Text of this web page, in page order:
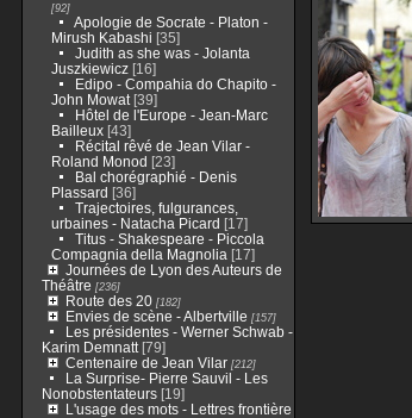
[92]
Apologie de Socrate - Platon -
Mirush Kabashi [35]
Judith as she was - Jolanta
Juszkiewicz[16]
Edipo - Compahia do Chapito -
John Mowat[39]
Hôtel de l'Europe - Jean-Marc
Bailleux[43]
Récital rêvé de Jean Vilar -
Roland Monod [23]
Bal chorégraphié - Denis
Plassard [36]
Trajectoires, fulgurances,
urbaines - Natacha Picard [17]
Titus - Shakespeare - Piccola
Compagnia della Magnolia [17]
Journées de Lyon des Auteurs de
Théâtre [236]
Route des 20[182]
Envies de scène - Albertville [157]
Les présidentes - Werner Schwab -
Karim Demnatt[79]
Centenaire de Jean Vilar[212]
La Surprise- Pierre Sauvil - Les
Nonobstentateurs[19]
L'usage des mots - Lettres frontière